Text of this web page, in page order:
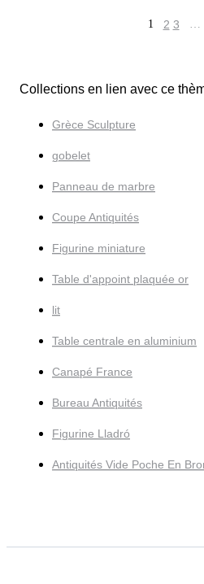
1 2 3 …
Collections en lien avec ce
Grèce Sculpture
gobelet
Panneau de marbre
Coupe Antiquités
Figurine miniature
Table d'appoint plaquée or
lit
Table centrale en aluminium
Canapé France
Bureau Antiquités
Figurine Lladró
Antiquités Vide Poche En